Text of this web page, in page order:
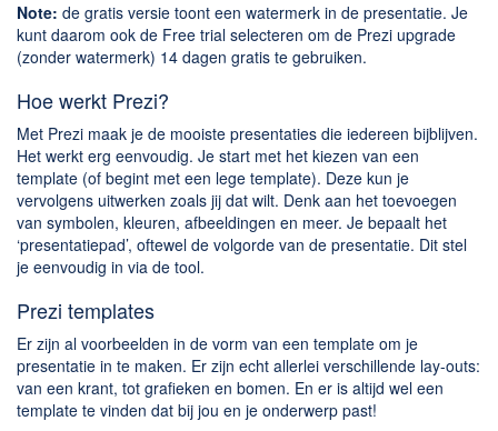
Note: de gratis versie toont een watermerk in de presentatie. Je
kunt daarom ook de Free trial selecteren om de Prezi upgrade
(zonder watermerk) 14 dagen gratis te gebruiken.
Hoe werkt Prezi?
Met Prezi maak je de mooiste presentaties die iedereen bijblijven.
Het werkt erg eenvoudig. Je start met het kiezen van een
template (of begint met een lege template). Deze kun je
vervolgens uitwerken zoals jij dat wilt. Denk aan het toevoegen
van symbolen, kleuren, afbeeldingen en meer. Je bepaalt het
‘presentatiepad’, oftewel de volgorde van de presentatie. Dit stel
je eenvoudig in via de tool.
Prezi templates
Er zijn al voorbeelden in de vorm van een template om je
presentatie in te maken. Er zijn echt allerlei verschillende lay-outs:
van een krant, tot grafieken en bomen. En er is altijd wel een
template te vinden dat bij jou en je onderwerp past!